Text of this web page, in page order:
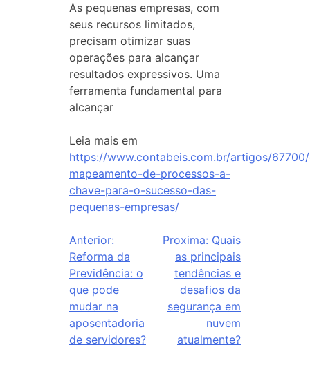
As pequenas empresas, com
seus recursos limitados,
precisam otimizar suas
operações para alcançar
resultados expressivos. Uma
ferramenta fundamental para
alcançar
Leia mais em
https://www.contabeis.com.br/artigos/
mapeamento-de-processos-a-
chave-para-o-sucesso-das-
pequenas-empresas/
Anterior:
Reforma da
Previdência: o
que pode
mudar na
aposentadoria
de servidores?
Proxima: Quais
as principais
tendências e
desafios da
segurança em
nuvem
atualmente?